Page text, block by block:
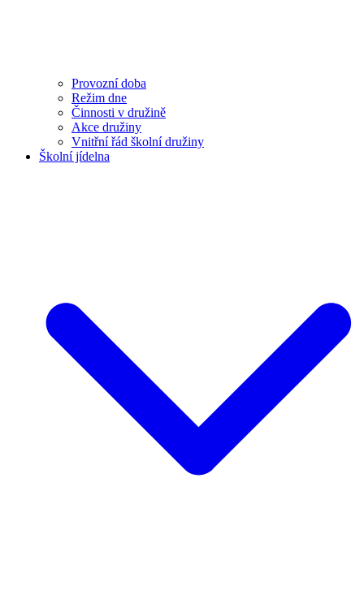
Provozní doba
Režim dne
Činnosti v družině
Akce družiny
Vnitřní řád školní družiny
Školní jídelna